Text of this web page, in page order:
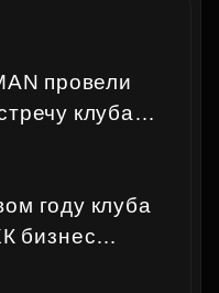
провели
клуба
году клуба
бизнес